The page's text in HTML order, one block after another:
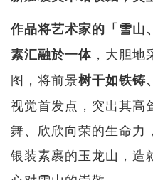
作品将艺术家的「雪山
素汇融於一体 ，大胆
图，将前景树干如铁铸
视觉首发点，突出其高
舞、欣欣向荣的生命力
银装素裹的玉龙山，造